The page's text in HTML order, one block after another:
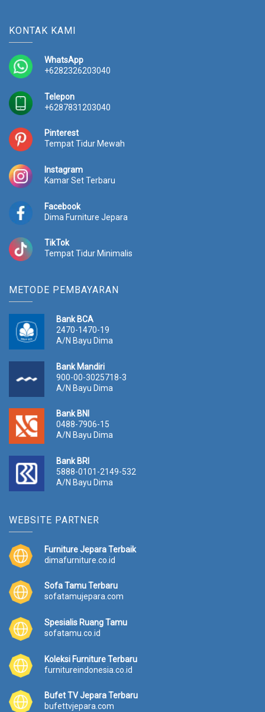
KONTAK KAMI
WhatsApp
+6282326203040
Telepon
+6287831203040
Pinterest
Tempat Tidur Mewah
Instagram
Kamar Set Terbaru
Facebook
Dima Furniture Jepara
TikTok
Tempat Tidur Minimalis
METODE PEMBAYARAN
Bank BCA
2470-1470-19
A/N Bayu Dima
Bank Mandiri
900-00-3025718-3
A/N Bayu Dima
Bank BNI
0488-7906-15
A/N Bayu Dima
Bank BRI
5888-0101-2149-532
A/N Bayu Dima
WEBSITE PARTNER
Furniture Jepara Terbaik
dimafurniture.co.id
Sofa Tamu Terbaru
sofatamujepara.com
Spesialis Ruang Tamu
sofatamu.co.id
Koleksi Furniture Terbaru
furnitureindonesia.co.id
Bufet TV Jepara Terbaru
bufettvjepara.com